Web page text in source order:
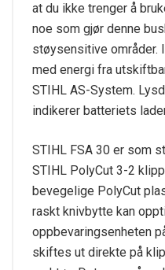
at du ikke trenger å
noe som gjør denne
støysensitive områder.
med energi fra
STIHL AS-System.
indikerer batteriets
STIHL FSA 30 er som
STIHL PolyCut 3-2
bevegelige PolyCut
raskt knivbytte kan
oppbevaringsenheten
skiftes ut direkte på